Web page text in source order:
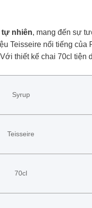
tự nhiên, mang đến sự
Teisseire nổi tiếng của
thiết kế chai 70cl tiện
Syrup
Teisseire
70cl